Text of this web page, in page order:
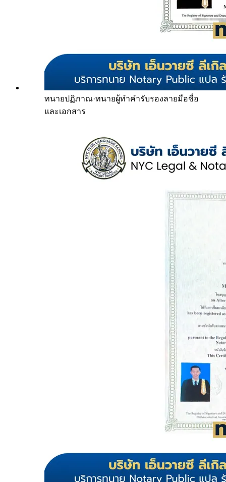
ทนายปฏิภาณ·ทนายผู้ทำคำรับรองลายมือชื่อ
และเอกสาร